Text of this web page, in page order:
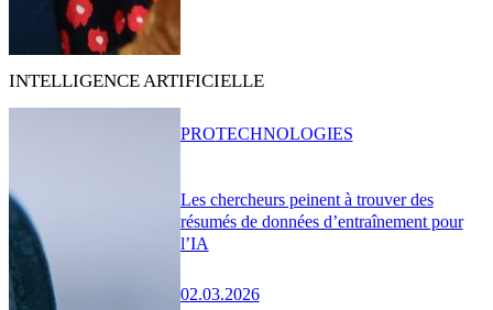
INTELLIGENCE ARTIFICIELLE
Les chercheurs peinent à trouver des
résumés de données d’entraînement pour
l’IA
02.03.2026
PROTECHNOLOGIES